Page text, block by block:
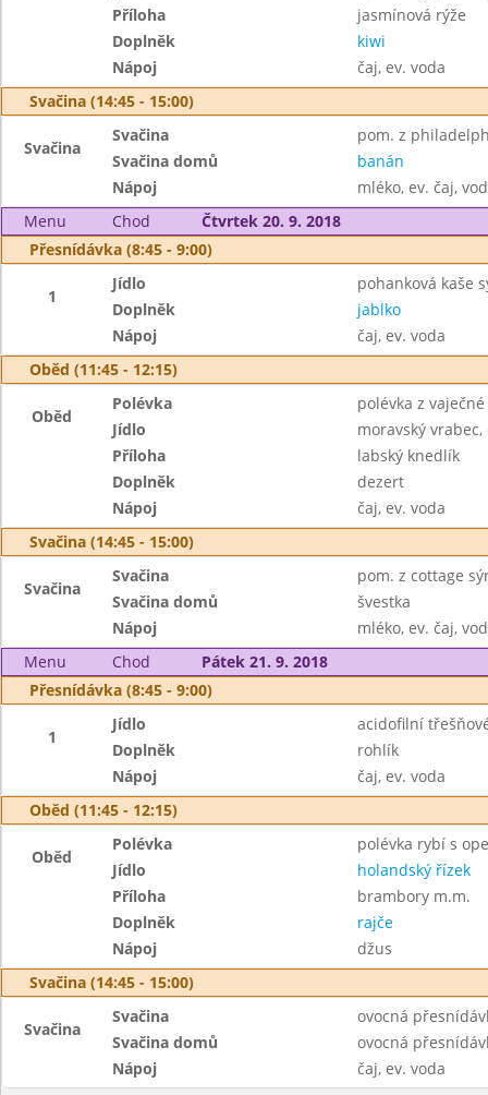
Příloha
jasmínová rýže
Doplněk
kiwi
Nápoj
čaj, ev. voda
Svačina (14:45 - 15:00)
Svačina
Svačina
pom. z
Svačina domů
banán
Nápoj
mléko, ev. čaj,
Menu
Chod
Čtvrtek 20. 9. 2018
Přesnídávka (8:45 - 9:00)
1
Jídlo
pohanková kaše
Doplněk
jablko
Nápoj
čaj, ev. voda
Oběd (11:45 - 12:15)
Oběd
Polévka
polévka z
Jídlo
moravský
Příloha
labský knedlík
Doplněk
dezert
Nápoj
čaj, ev. voda
Svačina (14:45 - 15:00)
Svačina
Svačina
pom. z cottage
Svačina domů
švestka
Nápoj
mléko, ev. čaj,
Menu
Chod
Pátek 21. 9. 2018
Přesnídávka (8:45 - 9:00)
1
Jídlo
acidofilní
Doplněk
rohlík
Nápoj
čaj, ev. voda
Oběd (11:45 - 12:15)
Oběd
Polévka
polévka rybí s
Jídlo
holandský řízek
Příloha
brambory m.m.
Doplněk
rajče
Nápoj
džus
Svačina (14:45 - 15:00)
Svačina
Svačina
ovocná
Svačina domů
ovocná
Nápoj
čaj, ev. voda